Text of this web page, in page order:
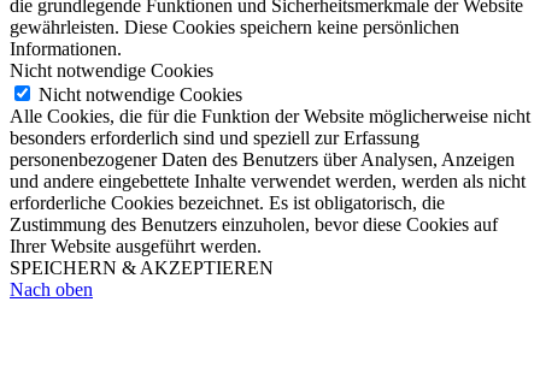
die grundlegende Funktionen und Sicherheitsmerkmale der Website
gewährleisten. Diese Cookies speichern keine persönlichen
Informationen.
Nicht notwendige Cookies
Nicht notwendige Cookies
Alle Cookies, die für die Funktion der Website möglicherweise nicht
besonders erforderlich sind und speziell zur Erfassung
personenbezogener Daten des Benutzers über Analysen, Anzeigen
und andere eingebettete Inhalte verwendet werden, werden als nicht
erforderliche Cookies bezeichnet. Es ist obligatorisch, die
Zustimmung des Benutzers einzuholen, bevor diese Cookies auf
Ihrer Website ausgeführt werden.
SPEICHERN & AKZEPTIEREN
Nach oben